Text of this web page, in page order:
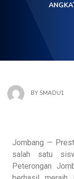
BY SMADU1
Jombang —
salah satu
Peterongan